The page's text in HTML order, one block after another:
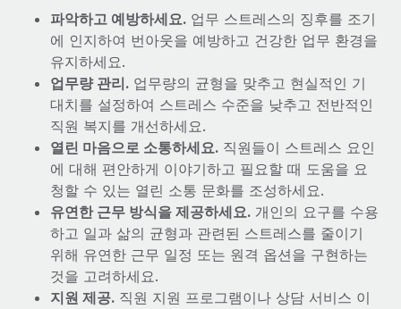
파악하고 예방하세요. 업무 스트레스의 징후를 조기
에 인지하여 번아웃을 예방하고 건강한 업무 환경을
유지하세요.
업무량 관리. 업무량의 균형을 맞추고 현실적인 기
대치를 설정하여 스트레스 수준을 낮추고 전반적인
직원 복지를 개선하세요.
열린 마음으로 소통하세요. 직원들이 스트레스 요인
에 대해 편안하게 이야기하고 필요할 때 도움을 요
청할 수 있는 열린 소통 문화를 조성하세요.
유연한 근무 방식을 제공하세요. 개인의 요구를 수용
하고 일과 삶의 균형과 관련된 스트레스를 줄이기
위해 유연한 근무 일정 또는 원격 옵션을 구현하는
것을 고려하세요.
지원 제공. 직원 지원 프로그램이나 상담 서비스 이